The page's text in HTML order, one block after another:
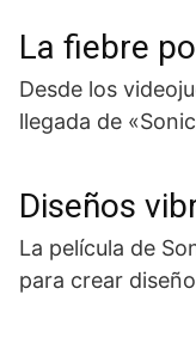
La fiebre
Desde los
llegada de
Diseños
La película de
para crear